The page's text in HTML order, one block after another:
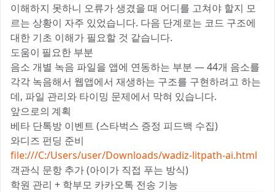
이해하지 못하니 오류가 생겼을 때 어디를 고쳐야 할지 모
르는 상황이 자주 있었습니다. 다음 단계로는 코드 구조에
대한 기초 이해가 필요할 것 같습니다.
도움이 필요한 부분
음소 개별 녹음 파일을 앱에 연동하는 부분 — 44개 음소를
각각 녹음해서 웹앱에서 재생하는 구조를 구현하려고 하는
데, 파일 관리와 타이밍 문제에서 막혀 있습니다.
앞으로의 계획
베타 단톡방 이벤트 (스타벅스 증정 피드백 수집)
와디즈 펀딩 준비
file:///C:/Users/user/Downloads/wadiz-litpath-ai.html
객관식 문항 추가 (아이가 직접 푸는 방식)
학원 관리 + 학부모 카카오톡 전송 기능